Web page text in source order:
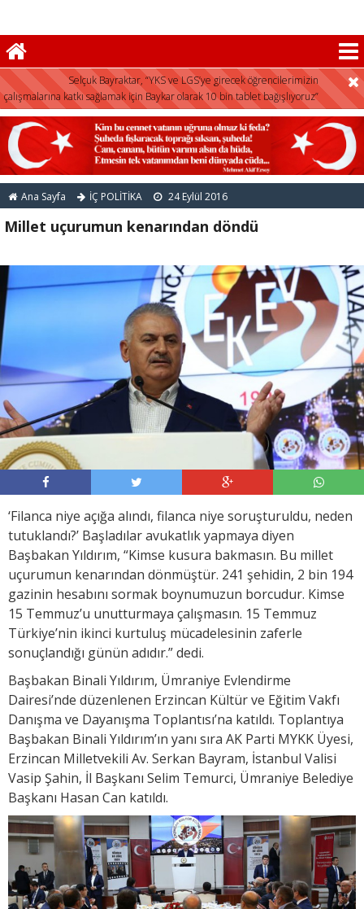
FLAŞ HABER:
Selçuk Bayraktar, “YKS ve LGS’ye girecek öğrencilerimizin
çalışmalarına katkı sağlamak için Baykar olarak 10 bin tablet bağışlıyoruz”
Ana Sayfa İÇ POLİTİKA 24 Eylül 2016
Millet uçurumun kenarından döndü
‘Filanca niye açığa alındı, filanca niye soruşturuldu, neden
tutuklandı?’ Başladılar avukatlık yapmaya diyen
Başbakan Yıldırım, “Kimse kusura bakmasın. Bu millet
uçurumun kenarından dönmüştür. 241 şehidin, 2 bin 194
gazinin hesabını sormak boynumuzun borcudur. Kimse
15 Temmuz’u unutturmaya çalışmasın. 15 Temmuz
Türkiye’nin ikinci kurtuluş mücadelesinin zaferle
sonuçlandığı günün adıdır.” dedi.
Başbakan Binali Yıldırım, Ümraniye Evlendirme
Dairesi’nde düzenlenen Erzincan Kültür ve Eğitim Vakfı
Danışma ve Dayanışma Toplantısı’na katıldı. Toplantıya
Başbakan Binali Yıldırım’ın yanı sıra AK Parti MYKK Üyesi,
Erzincan Milletvekili Av. Serkan Bayram, İstanbul Valisi
Vasip Şahin, İl Başkanı Selim Temurci, Ümraniye Belediye
Başkanı Hasan Can katıldı.